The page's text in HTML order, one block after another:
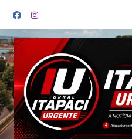
para
o
conteúdo